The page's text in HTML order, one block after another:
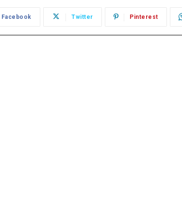
Facebook Twitter Pinterest